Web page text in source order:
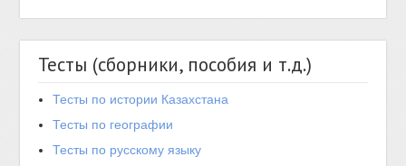
Тесты (сборники, пособия и т.д.)
Тесты по истории Казахстана
Тесты по географии
Тесты по русскому языку